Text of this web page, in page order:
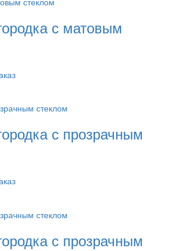
с матовым
с прозрачным
с прозрачным